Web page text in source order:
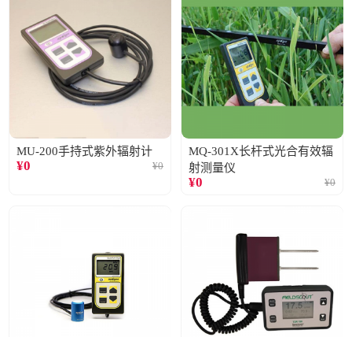
MU-200手持式紫外辐射计
¥0 ¥0
MQ-301X长杆式光合有效辐
射测量仪
¥0 ¥0